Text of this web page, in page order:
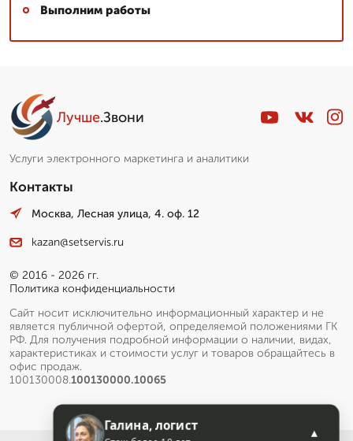
Выполним работы
Лучше.Звони
Услуги электронного маркетинга и аналитики
Контакты
Москва, Лесная улица, 4. оф. 12
kazan@setservis.ru
© 2016 - 2026 гг.
Политика конфиденциальности
Сайт носит исключительно информационный характер и не
является публичной офертой, определяемой положениями ГК
РФ. Для получения подробной информации о наличии, видах,
характеристиках и стоимости услуг и товаров обращайтесь в
офис продаж.
100130008.100130000.10065
Галина, логист ▲